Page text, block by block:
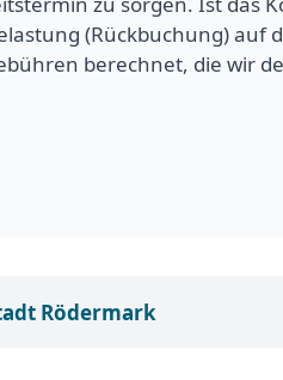
(Rückbuchung) auf
berechnet, die wir
Rödermark